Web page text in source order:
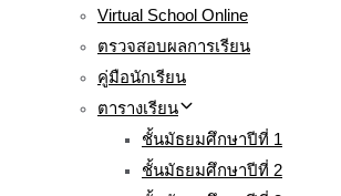
Virtual School Online
ตรวจสอบผลการเรียน
คู่มือนักเรียน
ตารางเรียน
ชั้นมัธยมศึกษาปีที่ 1
ชั้นมัธยมศึกษาปีที่ 2